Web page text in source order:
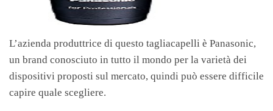
L’azienda produttrice di questo tagliacapelli è Panasonic,
un brand conosciuto in tutto il mondo per la varietà dei
dispositivi proposti sul mercato, quindi può essere difficile
capire quale scegliere.